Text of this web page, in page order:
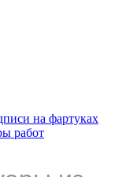
на фартуках
работ